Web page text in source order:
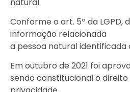
Conforme o art. 5º da LGPD,
informação relacionada
a pessoa natural identificada
Em outubro de 2021 foi
sendo constitucional o